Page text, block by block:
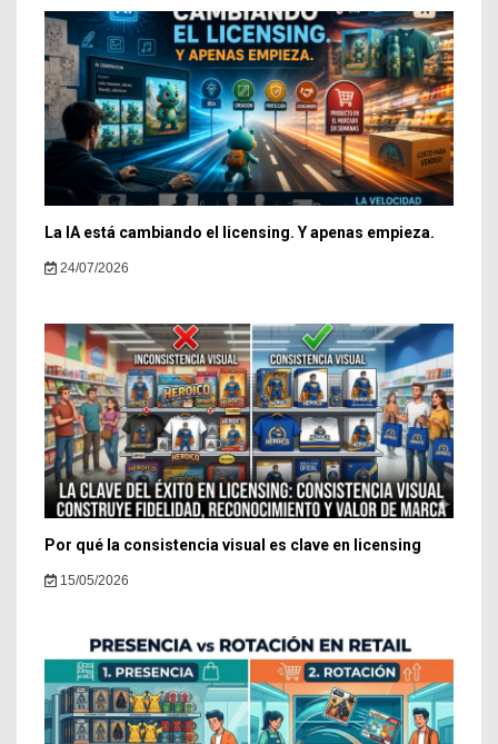
La IA está cambiando el licensing. Y apenas empieza.
24/07/2026
Por qué la consistencia visual es clave en licensing
15/05/2026